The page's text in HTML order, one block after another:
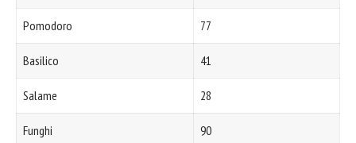
Pomodoro 77
Basilico 41
Salame 28
Funghi 90